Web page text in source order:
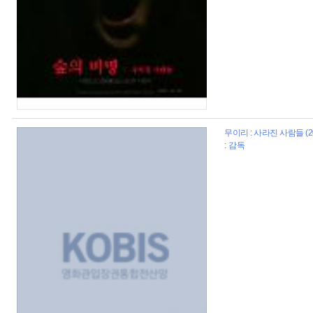
무이리 : 사라진 사람들
: 감독